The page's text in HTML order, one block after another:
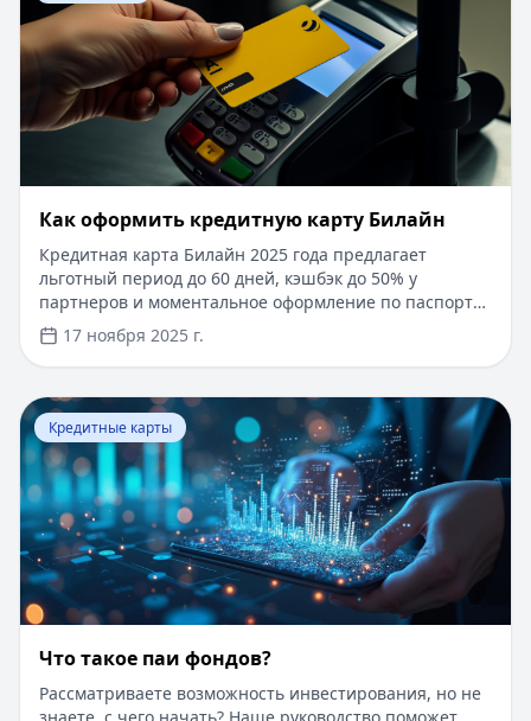
​Как оформить кредитную карту Билайн
Кредитная карта Билайн 2025 года предлагает
льготный период до 60 дней, кэшбэк до 50% у
партнеров и моментальное оформление по паспорту.
Заемные средства до 300 000 рублей доступны без
подтверждения дохода. Узнайте, как получить карту с
выгодными условиями и управлять финансами
эффективно. Для сравнения кредитных продуктов и
выбора оптимального решения воспользуйтесь
сервисом Кредитный Зай, где собраны актуальные
предложения от ведущих банков
17 ноября 2025 г.
Перейти к статье:Что такое паи фондов?
Кредитные карты
Что такое паи фондов?
Рассматриваете возможность инвестирования, но не